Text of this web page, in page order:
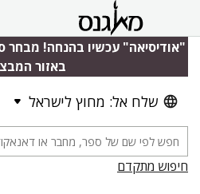
"אודיסיאה" עכשיו בהנחה! מבחר
באזור
שלח אל: מחוץ לישראל
חיפוש מתקדם